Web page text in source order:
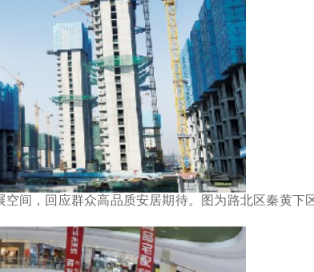
间，回应群众高品质安居期待。图为路北区秦黄下